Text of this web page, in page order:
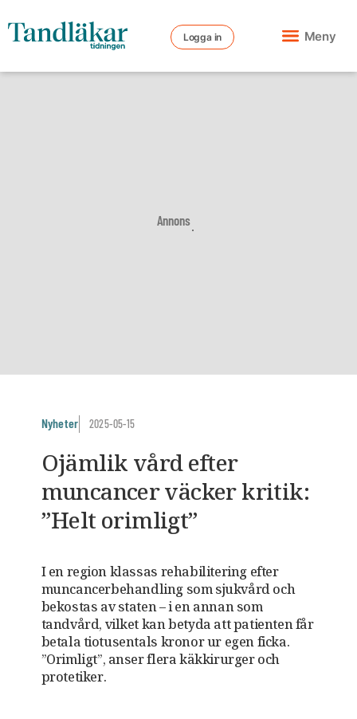
Logga in Meny
Annons
Nyheter 2025-05-15
Ojämlik vård efter
muncancer väcker kritik:
”Helt orimligt”
I en region klassas rehabilitering efter
muncancerbehand­ling som sjukvård och
bekostas av staten – i en annan som
tandvård, vilket kan betyda att patienten får
betala tiotusentals kronor ur egen ficka.
”Orimligt”, anser flera käkkirurger och
protetiker.